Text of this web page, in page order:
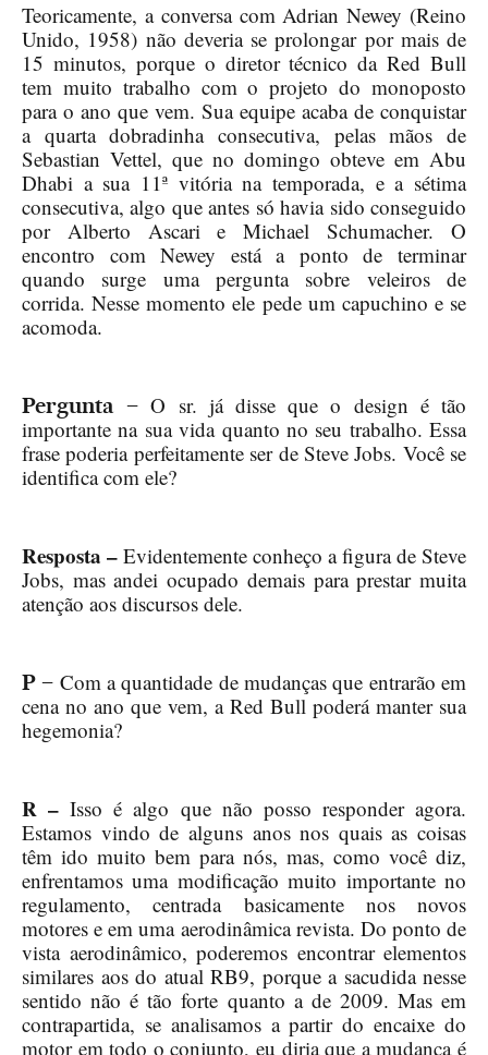
Teoricamente, a conversa com Adrian Newey (Reino
Unido, 1958) não deveria se prolongar por mais de
15 minutos, porque o diretor técnico da Red Bull
tem muito trabalho com o projeto do monoposto
para o ano que vem. Sua equipe acaba de conquistar
a quarta dobradinha consecutiva, pelas mãos de
Sebastian Vettel, que no domingo obteve em Abu
Dhabi a sua 11ª vitória na temporada, e a sétima
consecutiva, algo que antes só havia sido conseguido
por Alberto Ascari e Michael Schumacher. O
encontro com Newey está a ponto de terminar
quando surge uma pergunta sobre veleiros de
corrida. Nesse momento ele pede um capuchino e se
acomoda.
Pergunta – O sr. já disse que o design é tão
importante na sua vida quanto no seu trabalho. Essa
frase poderia perfeitamente ser de Steve Jobs. Você se
identifica com ele?
Resposta – Evidentemente conheço a figura de Steve
Jobs, mas andei ocupado demais para prestar muita
atenção aos discursos dele.
P – Com a quantidade de mudanças que entrarão em
cena no ano que vem, a Red Bull poderá manter sua
hegemonia?
R –Isso é algo que não posso responder agora.
Estamos vindo de alguns anos nos quais as coisas
têm ido muito bem para nós, mas, como você diz,
enfrentamos uma modificação muito importante no
regulamento, centrada basicamente nos novos
motores e em uma aerodinâmica revista. Do ponto de
vista aerodinâmico, poderemos encontrar elementos
similares aos do atual RB9, porque a sacudida nesse
sentido não é tão forte quanto a de 2009. Mas em
contrapartida, se analisamos a partir do encaixe do
motor em todo o conjunto, eu diria que a mudança é